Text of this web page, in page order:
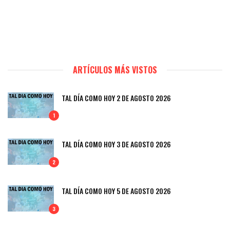
ARTÍCULOS MÁS VISTOS
1
TAL DÍA COMO HOY 2 DE AGOSTO 2026
2
TAL DÍA COMO HOY 3 DE AGOSTO 2026
3
TAL DÍA COMO HOY 5 DE AGOSTO 2026